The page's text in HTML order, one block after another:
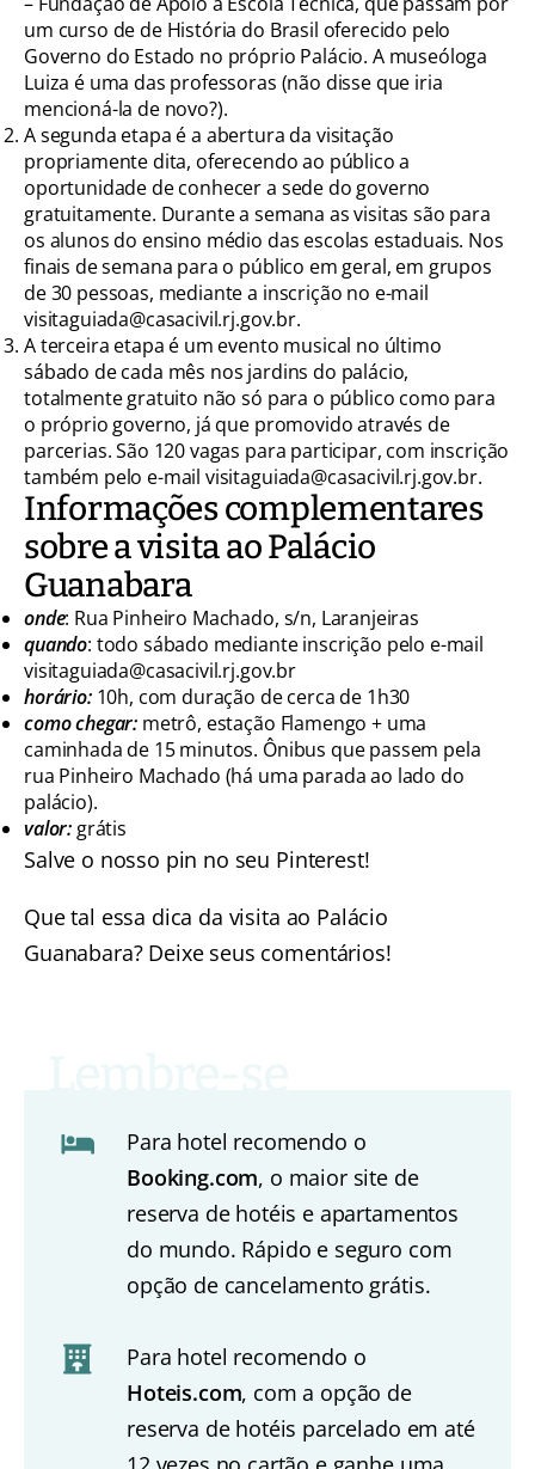
um curso de de História do Brasil oferecido pelo
Governo do Estado no próprio Palácio. A museóloga
Luiza é uma das professoras (não disse que iria
mencioná-la de novo?).
A segunda etapa é a abertura da visitação
propriamente dita, oferecendo ao público a
oportunidade de conhecer a sede do governo
gratuitamente. Durante a semana as visitas são para
os alunos do ensino médio das escolas estaduais. Nos
finais de semana para o público em geral, em grupos
de 30 pessoas, mediante a inscrição no e-mail
visitaguiada@casacivil.rj.gov.br.
A terceira etapa é um evento musical no último
sábado de cada mês nos jardins do palácio,
totalmente gratuito não só para o público como para
o próprio governo, já que promovido através de
parcerias. São 120 vagas para participar, com inscrição
também pelo e-mail visitaguiada@casacivil.rj.gov.br.
Informações complementares
sobre a visita ao Palácio
Guanabara
onde: Rua Pinheiro Machado, s/n, Laranjeiras
quando: todo sábado mediante inscrição pelo e-mail
visitaguiada@casacivil.rj.gov.br
horário:10h, com duração de cerca de 1h30
como chegar: metrô, estação Flamengo + uma
caminhada de 15 minutos. Ônibus que passem pela
rua Pinheiro Machado (há uma parada ao lado do
palácio).
valor: grátis
Salve o nosso pin no seu Pinterest!
Que tal essa dica da visita ao Palácio
Guanabara? Deixe seus comentários!
Para hotel recomendo o
Booking.com, o maior site de
reserva de hotéis e apartamentos
do mundo. Rápido e seguro com
opção de cancelamento grátis.
Para hotel recomendo o
Hoteis.com, com a opção de
reserva de hotéis parcelado em até